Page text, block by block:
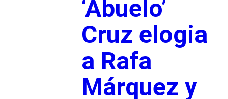
‘Abuelo’
Cruz elogia
a Rafa
Márquez y